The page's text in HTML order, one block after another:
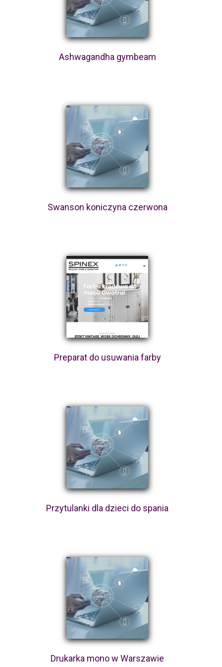
Ashwagandha gymbeam
Swanson koniczyna czerwona
Preparat do usuwania farby
Przytulanki dla dzieci do spania
Drukarka mono w Warszawie